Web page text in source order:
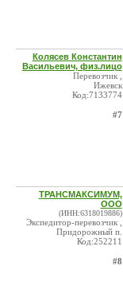
Колясев Константин
Васильевич, физ.лицо
Перевозчик ,
Ижевск
Код:7133774
#7
ТРАНСМАКСИМУМ,
ООО
(ИНН:6318019886)
Экспедитор-перевозчик ,
Придорожный п.
Код:252211
#8